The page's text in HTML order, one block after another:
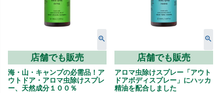
店舗でも販売
海・山・キャンプの必需品！ア
ウトドア・アロマ虫除けスプレ
ー、天然成分１００％
店舗でも販売
アロマ虫除けスプレー「アウト
ドアボディスプレー」にハッカ
精油を配合しました